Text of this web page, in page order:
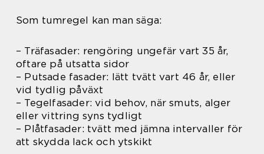
Som tumregel kan man säga:
– Träfasader: rengöring ungefär vart 35 år,
oftare på utsatta sidor
– Putsade fasader: lätt tvätt vart 46 år, eller
vid tydlig påväxt
– Tegelfasader: vid behov, när smuts, alger
eller vittring syns tydligt
– Plåtfasader: tvätt med jämna intervaller för
att skydda lack och ytskikt